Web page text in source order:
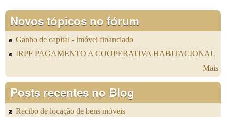
Novos tópicos no fórum
Ganho de capital - imóvel financiado
IRPF PAGAMENTO A COOPERATIVA HABITACIONAL
Mais
Posts recentes no Blog
Recibo de locação de bens móveis